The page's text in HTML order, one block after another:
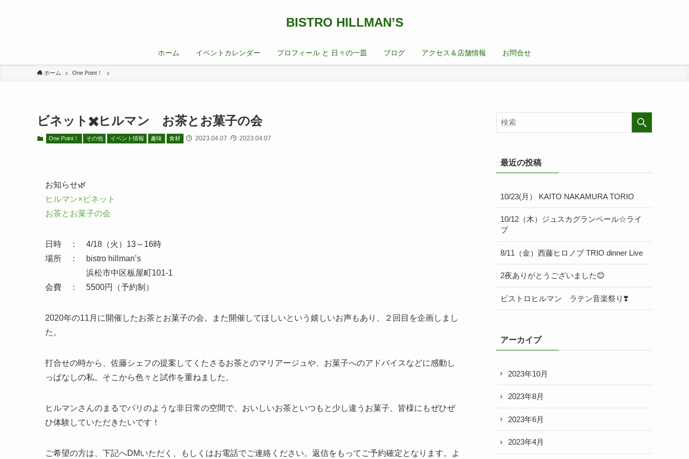
BISTRO HILLMAN’S
ホーム イベントカレンダー プロフィール と 日々の一皿 ブログ アクセス＆店舗情報 お問合せ
ホーム One Point！
ビネット✖️ヒルマン お茶とお菓子の会
One Point！ その他 イベント情報 趣味 食材 2023.04.07 2023.04.07
お知らせ🌿
ヒルマン×ビネット
お茶とお菓子の会
日時 ： 4/18（火）13～16時
場所 ： bistro hillman’s
浜松市中区板屋町101-1
会費 ： 5500円（予約制）
2020年の11月に開催したお茶とお菓子の会。また開催してほしいという嬉しいお声もあり、２回目を企画しまし
た。
打合せの時から、佐藤シェフの提案してくたさるお茶とのマリアージュや、お菓子へのアドバイスなどに感動し
っぱなしの私。そこから色々と試作を重ねました。
ヒルマンさんのまるでパリのような非日常の空間で、おいしいお茶といつもと少し違うお菓子、皆様にもぜひぜ
ひ体験していただきたいです！
ご希望の方は、下記へDMいただく、もしくはお電話でご連絡ください。返信をもってご予約確定となります。よ
最近の投稿
10/23(月） KAITO NAKAMURA TORIO
10/12（木）ジュスカグランペール☆ライ
ブ
8/11（金）西藤ヒロノブ TRIO dinner Live
2夜ありがとうございました😊
ビストロヒルマン ラテン音楽祭り❣️
アーカイブ
2023年10月
2023年8月
2023年6月
2023年4月